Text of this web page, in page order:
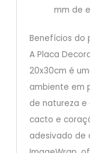
mm de
Benefícios do
A Placa
20x30cm é
ambiente em
de natureza e
cacto e
adesivado de